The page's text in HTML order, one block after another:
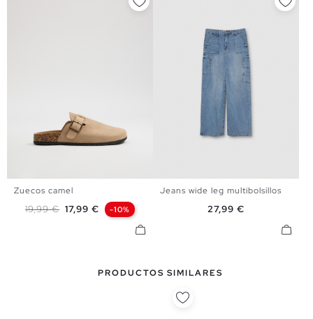
Zuecos camel
Precio base
19,99 € Precio
17,99 € -10%
Jeans wide leg multibolsillos
Precio
27,99 €
PRODUCTOS SIMILARES